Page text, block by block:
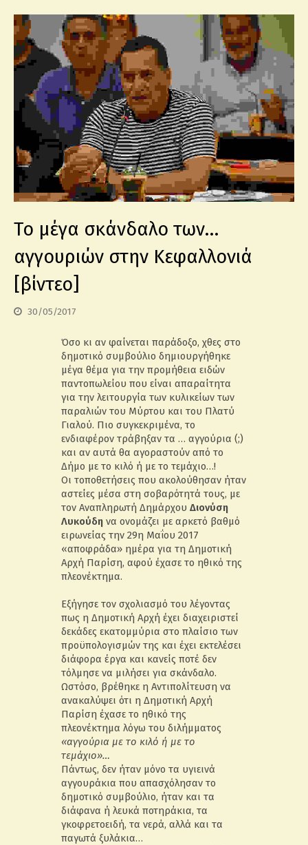
Το μέγα σκάνδαλο των…
αγγουριών στην Κεφαλλονιά
[βίντεο]
30/05/2017
Όσο κι αν φαίνεται παράδοξο, χθες στο
δημοτικό συμβούλιο δημιουργήθηκε
μέγα θέμα για την προμήθεια ειδών
παντοπωλείου που είναι απαραίτητα
για την λειτουργία των κυλικείων των
παραλιών του Μύρτου και του Πλατύ
Γιαλού. Πιο συγκεκριμένα, το
ενδιαφέρον τράβηξαν τα … αγγούρια (;)
και αν αυτά θα αγοραστούν από το
Δήμο με το κιλό ή με το τεμάχιο…!
Οι τοποθετήσεις που ακολούθησαν ήταν
αστείες μέσα στη σοβαρότητά τους, με
τον Αναπληρωτή ΔημάρχουΔιονύση
Λυκούδη να ονομάζει με αρκετό βαθμό
ειρωνείας την 29η Μαΐου 2017
«αποφράδα» ημέρα για τη Δημοτική
Αρχή Παρίση, αφού έχασε το ηθικό της
πλεονέκτημα.
Εξήγησε τον σχολιασμό του λέγοντας
πως η Δημοτική Αρχή έχει διαχειριστεί
δεκάδες εκατομμύρια στο πλαίσιο των
προϋπολογισμών της και έχει εκτελέσει
διάφορα έργα και κανείς ποτέ δεν
τόλμησε να μιλήσει για σκάνδαλο.
Ωστόσο, βρέθηκε η Αντιπολίτευση να
ανακαλύψει ότι η Δημοτική Αρχή
Παρίση έχασε το ηθικό της
πλεονέκτημα λόγω του διλήμματος
«αγγούρια με το κιλό ή με το
τεμάχιο»…
Πάντως, δεν ήταν μόνο τα υγιεινά
αγγουράκια που απασχόλησαν το
δημοτικό συμβούλιο, ήταν και τα
διάφανα ή λευκά ποτηράκια, τα
γκοφρετοειδή, τα νερά, αλλά και τα
παγωτά ξυλάκια…